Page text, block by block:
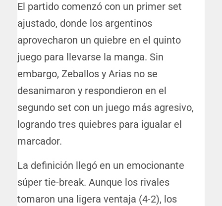
El partido comenzó con un primer set
ajustado, donde los argentinos
aprovecharon un quiebre en el quinto
juego para llevarse la manga. Sin
embargo, Zeballos y Arias no se
desanimaron y respondieron en el
segundo set con un juego más agresivo,
logrando tres quiebres para igualar el
marcador.
La definición llegó en un emocionante
súper tie-break. Aunque los rivales
tomaron una ligera ventaja (4-2), los